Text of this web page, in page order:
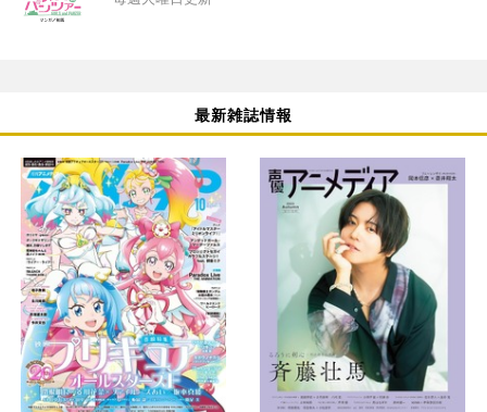
最新雑誌情報